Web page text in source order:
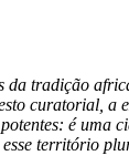
da tradição
curatorial, a
é uma
território